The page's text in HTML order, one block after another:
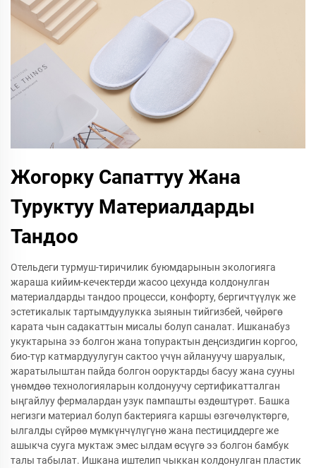
Жогорку Сапаттуу Жана
Туруктуу Материалдарды
Тандоо
Отельдеги турмуш-тиричилик буюмдарынын экологияга
жараша кийим-кечектерди жасоо цехунда колдонулган
материалдарды тандоо процесси, конфорту, бергичтүүлүк же
эстетикалык тартымдуулукка зыянын тийгизбей, чөйрөгө
карата чын садакаттын мисалы болуп саналат. Ишканабуз
укуктарына ээ болгон жана топурактын деңсиздигин коргоо,
био-түр катмардуулугун сактоо үчүн айлануучу шаруалык,
жаратылыштан пайда болгон ооруктарды басуу жана сууны
үнөмдөө технологияларын колдонуучу сертификатталган
ыңгайлуу фермалардан узук пампашты өздөштүрөт. Башка
негизги материал болуп бактерияга каршы өзгөчөлүктөргө,
ылгалды сүйрөө мүмкүнчүлүгүнө жана пестициддерге же
ашыкча сууга муктаж эмес ылдам өсүүгө ээ болгон бамбук
талы табылат. Ишкана иштелип чыккан колдонулган пластик